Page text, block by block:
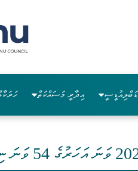
ޑަބްލިއުޑީސީ އިދާރީ މަސައްކަތް